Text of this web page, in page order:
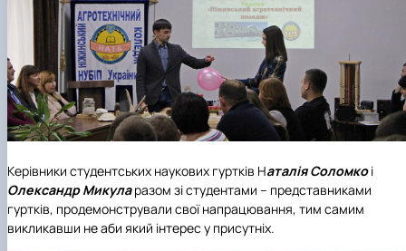
Керівники студентських наукових гуртків Наталія Соломкоі
Олександр Микуларазом зі студентами – представниками
гуртків, продемонстрували свої напрацювання, тим самим
викликавши не аби який інтерес у присутніх.